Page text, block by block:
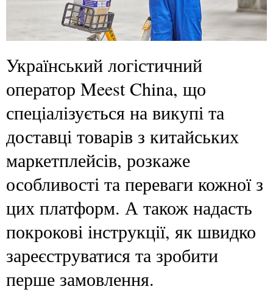
Український логістичний
оператор Meest China, що
спеціалізується на викупі та
доставці товарів з китайських
маркетплейсів, розкаже
особливості та переваги кожної з
цих платформ. А також надасть
покрокові інструкції, як швидко
зареєструватися та зробити
перше замовлення.